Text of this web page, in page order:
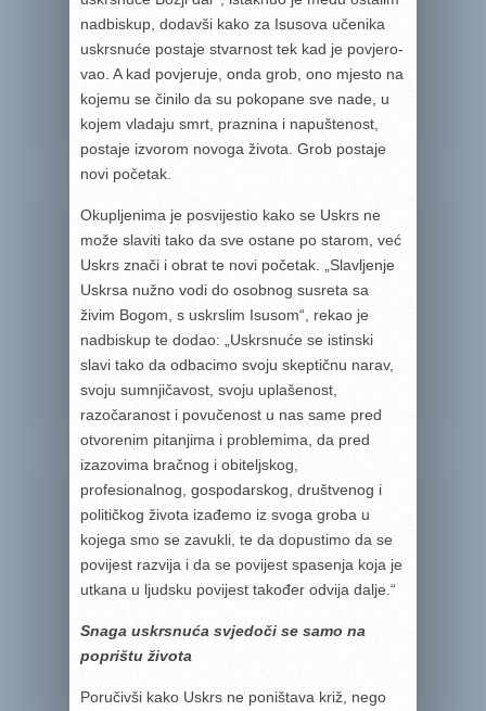
nadbiskup, dodavši kako za Isusova učenika
uskrsnuće postaje stvarnost tek kad je povjero­
vao. A kad povjeruje, onda grob, ono mjesto na
kojemu se činilo da su pokopane sve nade, u
kojem vladaju smrt, praznina i napuštenost,
postaje izvorom novoga života. Grob postaje
novi početak.
Okupljenima je posvijestio kako se Uskrs ne
može slaviti tako da sve ostane po starom, već
Uskrs znači i obrat te novi početak. „Slavljenje
Uskrsa nužno vodi do osobnog susreta sa
živim Bogom, s uskrslim Isusom“, rekao je
nadbiskup te dodao: „Uskrsnuće se istinski
slavi tako da odbacimo svoju skeptičnu narav,
svo­ju sumnjičavost, svoju uplašenost,
razočaranost i povučenost u nas same pred
otvorenim pitanjima i problemima, da pred
izazovima bračnog i obiteljskog,
profesionalnog, gospodarskog, društvenog i
političkog života izađemo iz svoga groba u
kojega smo se zavukli, te da dopustimo da se
povijest razvija i da se povijest spasenja koja je
utkana u ljudsku povijest također odvija dalje.“
Snaga uskrsnuća svjedoči se samo na
poprištu života
Poručivši kako Uskrs ne poništava križ, nego